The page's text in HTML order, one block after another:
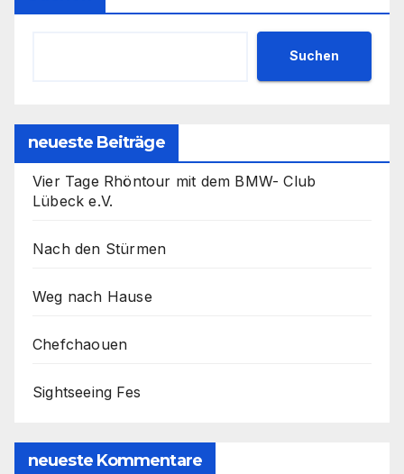
Suchen
neueste Beiträge
Vier Tage Rhöntour mit dem BMW- Club
Lübeck e.V.
Nach den Stürmen
Weg nach Hause
Chefchaouen
Sightseeing Fes
neueste Kommentare